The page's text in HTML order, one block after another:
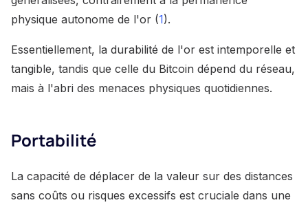
physique autonome de l'or (1).
Essentiellement, la durabilité de l'or est intemporelle et
tangible, tandis que celle du Bitcoin dépend du réseau,
mais à l'abri des menaces physiques quotidiennes.
Portabilité
La capacité de déplacer de la valeur sur des distances
sans coûts ou risques excessifs est cruciale dans une